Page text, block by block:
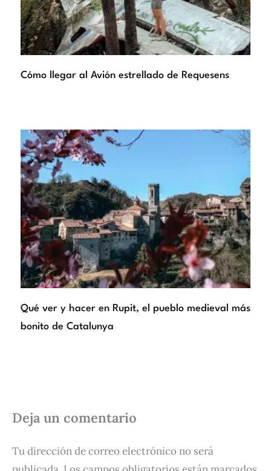
Cómo llegar al Avión estrellado de Requesens
Qué ver y hacer en Rupit, el pueblo medieval más
bonito de Catalunya
Deja un comentario
Tu dirección de correo electrónico no será